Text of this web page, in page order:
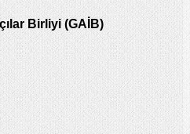
Birliyi (GAİB)